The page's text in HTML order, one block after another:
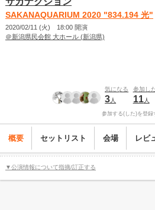
SAKANAQUARIUM 2020 "834.194 光"
2020/02/11 (火) 18:00 開演
＠新潟県民会館 大ホール (新潟県)
気になる
3人
参加し
11人
参加する(した)を登録
概要 セットリスト 会場 レビ
▼公演情報について指摘/訂正する